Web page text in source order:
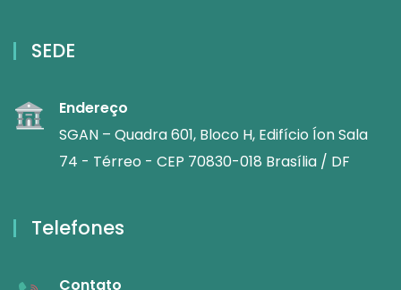
SEDE
Endereço
SGAN – Quadra 601, Bloco H, Edifício Íon Sala
74 - Térreo - CEP 70830-018 Brasília / DF
Telefones
Contato